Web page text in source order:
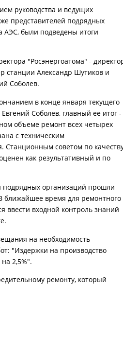
руководства и ведущих
представителей подрядных
были подведены итоги
"Росэнергоатома" -
станции Александр Шутиков и
Соболев.
в конце января текущего
Соболев, главный ее итог -
объеме ремонт всех четырех
с техническим
Станционным советом по
как результативный и по
подрядных организаций прошли
ближайшее время для ремонтного
ввести входной контроль знаний
на необходимость
"Издержки на производство
2,5%".
ремонту, который